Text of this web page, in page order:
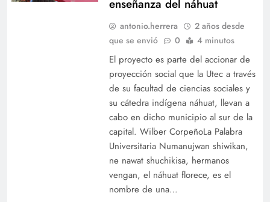
enseñanza del náhuat
antonio.herrera
2 años desde
que se envió
0 4 minutos
El proyecto es parte del accionar de
proyección social que la Utec a través
de su facultad de ciencias sociales y
su cátedra indígena náhuat, llevan a
cabo en dicho municipio al sur de la
capital. Wilber CorpeñoLa Palabra
Universitaria Numanujwan shiwikan,
ne nawat shuchikisa, hermanos
vengan, el náhuat florece, es el
nombre de una…